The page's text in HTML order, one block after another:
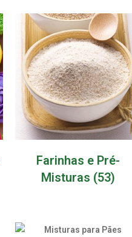
Farinhas e Pré-
Misturas (53)